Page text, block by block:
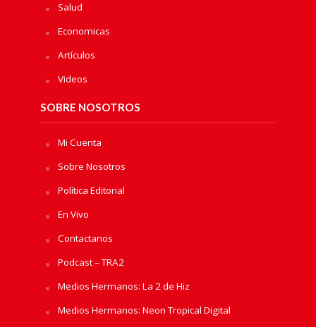
Salud
Economicas
Artículos
Videos
SOBRE NOSOTROS
Mi Cuenta
Sobre Nosotros
Política Editorial
En Vivo
Contactanos
Podcast – TRA2
Medios Hermanos: La 2 de Hiz
Medios Hermanos: Neon Tropical Digital